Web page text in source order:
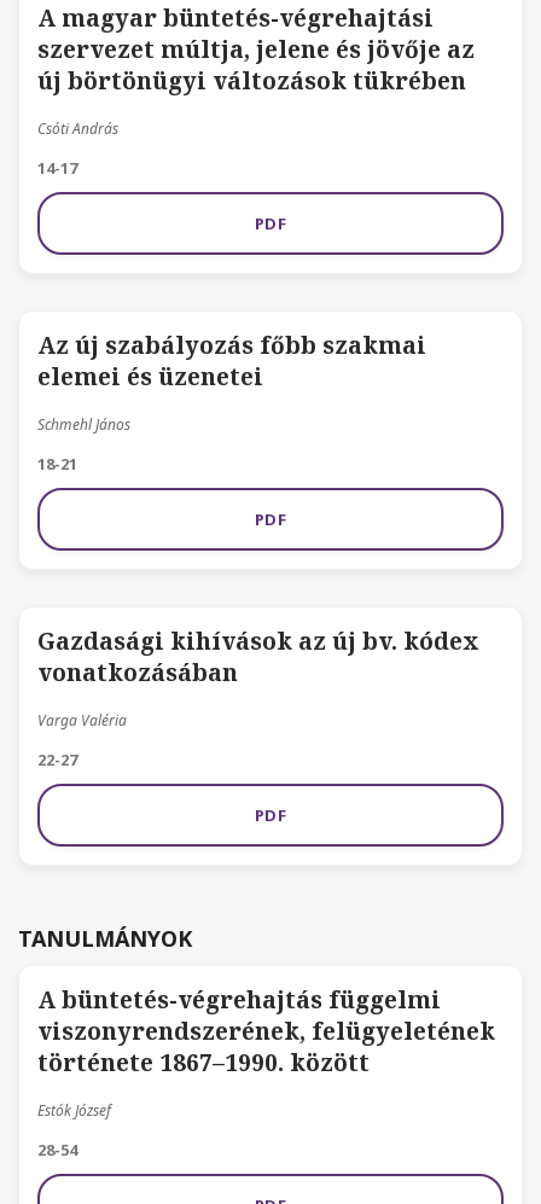
A magyar büntetés-végrehajtási
szervezet múltja, jelene és jövője az
új börtönügyi változások tükrében
Csóti András
14-17
PDF
Az új szabályozás főbb szakmai
elemei és üzenetei
Schmehl János
18-21
PDF
Gazdasági kihívások az új bv. kódex
vonatkozásában
Varga Valéria
22-27
PDF
TANULMÁNYOK
A büntetés-végrehajtás függelmi
viszonyrendszerének, felügyeletének
története 1867–1990. között
Estók József
28-54